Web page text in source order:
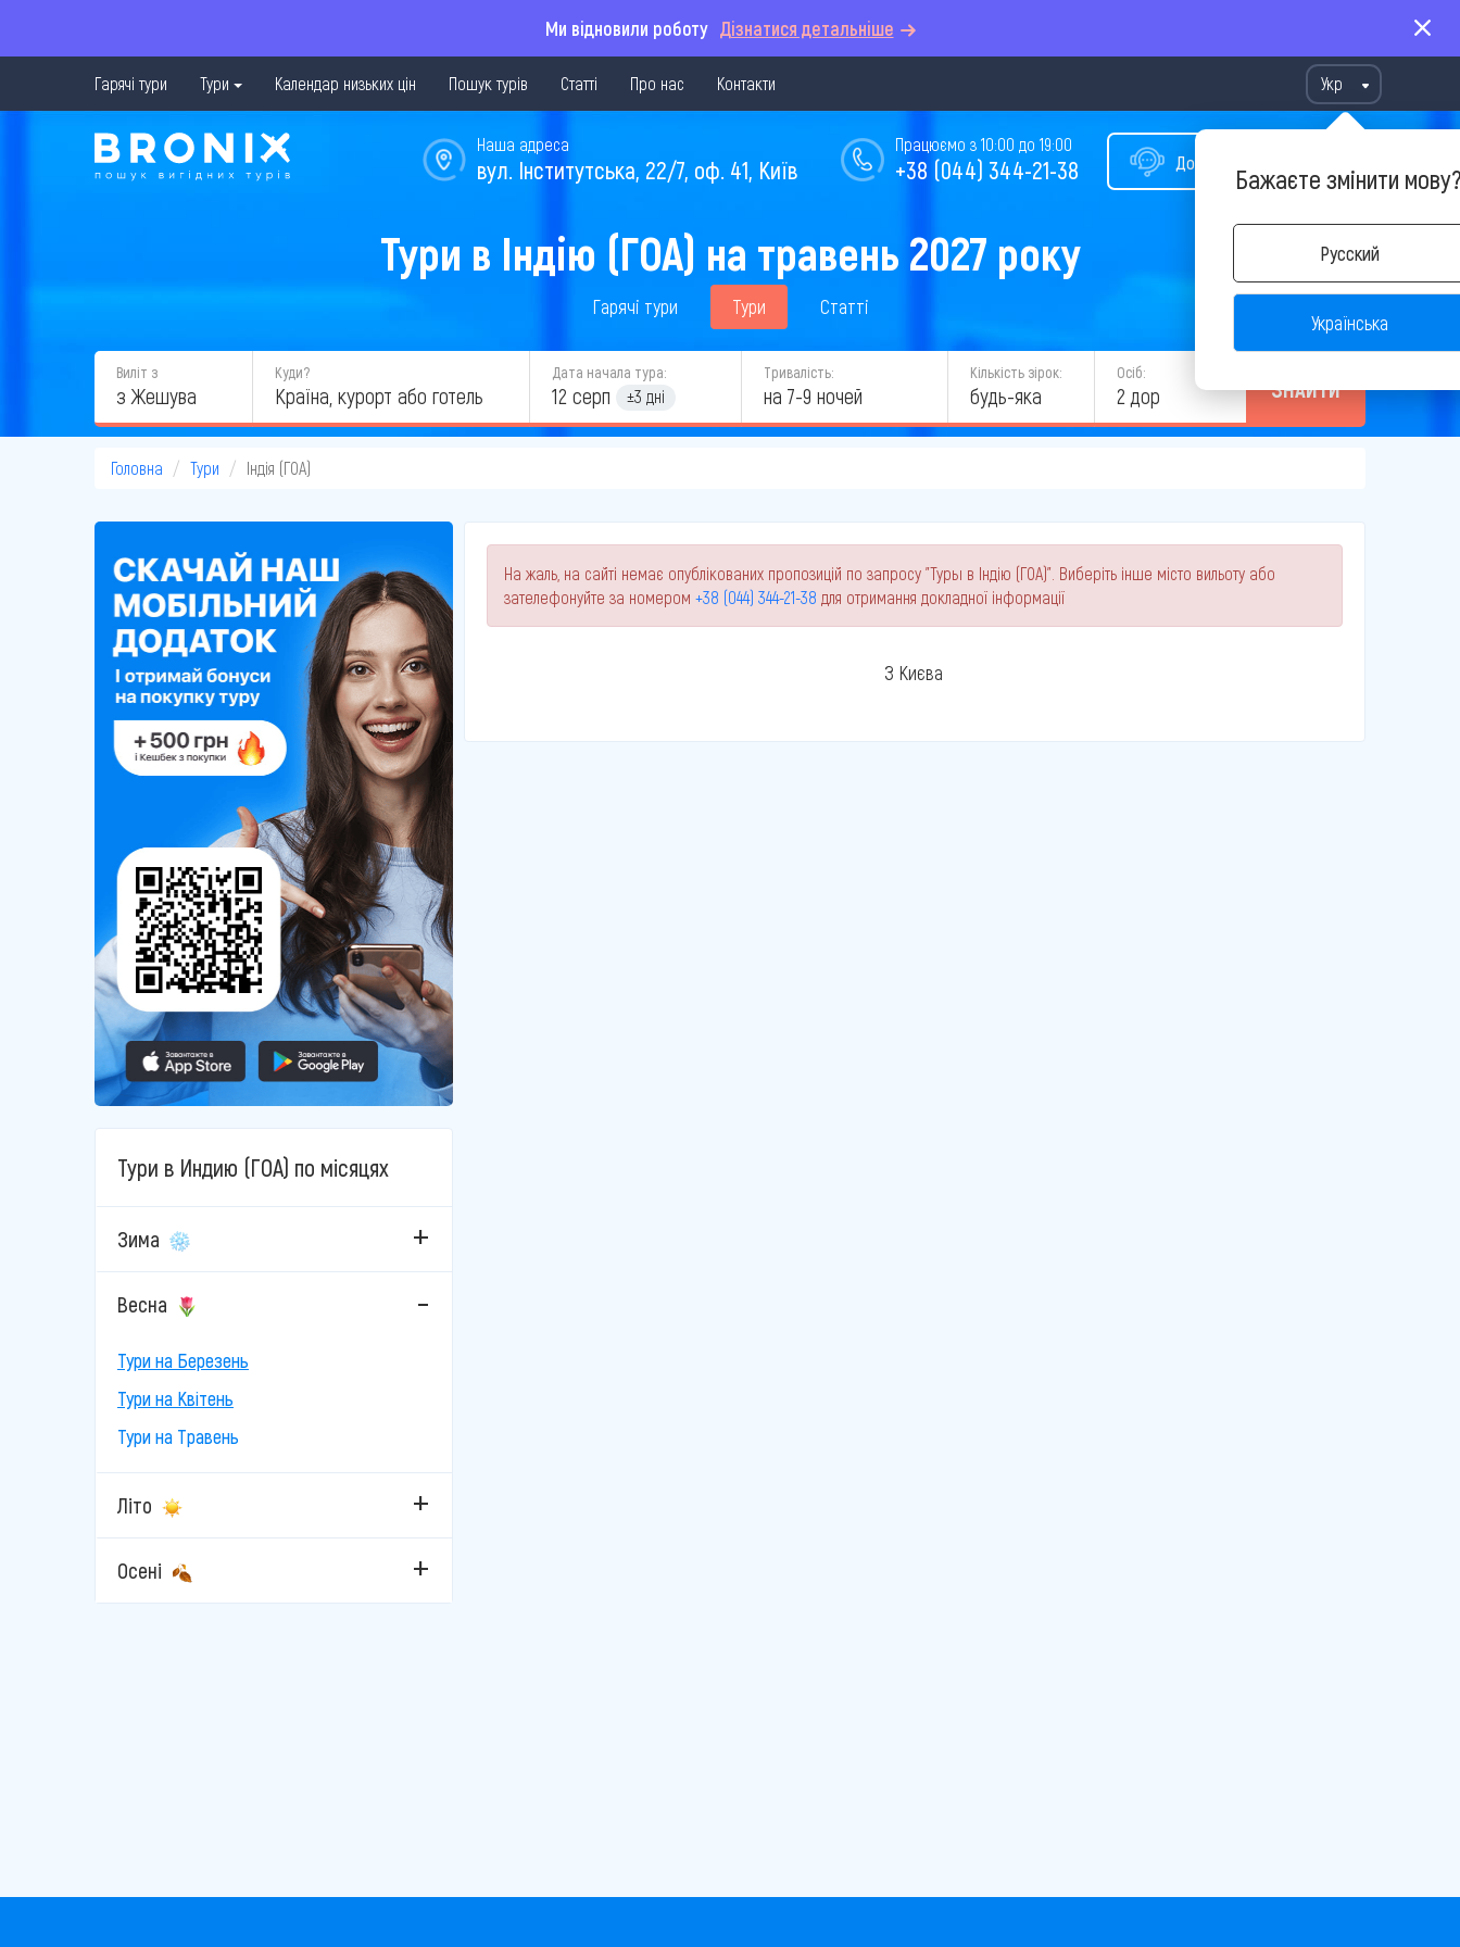
Ми відновили роботу Дізнатися детальніше
Гарячі тури Тури Календар низьких цін Пошук турів Статті Про нас Контакти Укр
Бажаєте змінити
Русский
Українська
Допомога у виборі туру
Працюємо з 10:00 до 19:00
+38 (044) 344-21-38
Наша адреса
вул. Інститутська, 22/7, оф. 41, Київ
Тури в Індію (ГОА) на травень 2027 року
Гарячі тури Тури Статті
Виліт з
з Жешува
Куди? Дата начала тура:
12 серп ±3 дні
Тривалість:
на 7-9 ночей
Кількість зірок:
будь-яка
Осіб:
2 дор ЗНАЙТИ
Головна Тури Індія (ГОА)
Тури в Индию (ГОА) по місяцях
Зима
Весна
Тури на Березень
Тури на Квітень
Тури на Травень
Літо
Осені
На жаль, на сайті немає опублікованих пропозицій по запросу "Туры в Індію (ГОА)". Виберіть інше місто вильоту або
зателефонуйте за номером +38 (044) 344-21-38 для отримання докладної інформації
З Києва